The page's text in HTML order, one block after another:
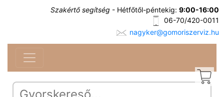
Szakértő segítség - Hétfőtől-péntekig: 9:00-16:00
06-70/420-0011
nagyker@gomoriszerviz.hu